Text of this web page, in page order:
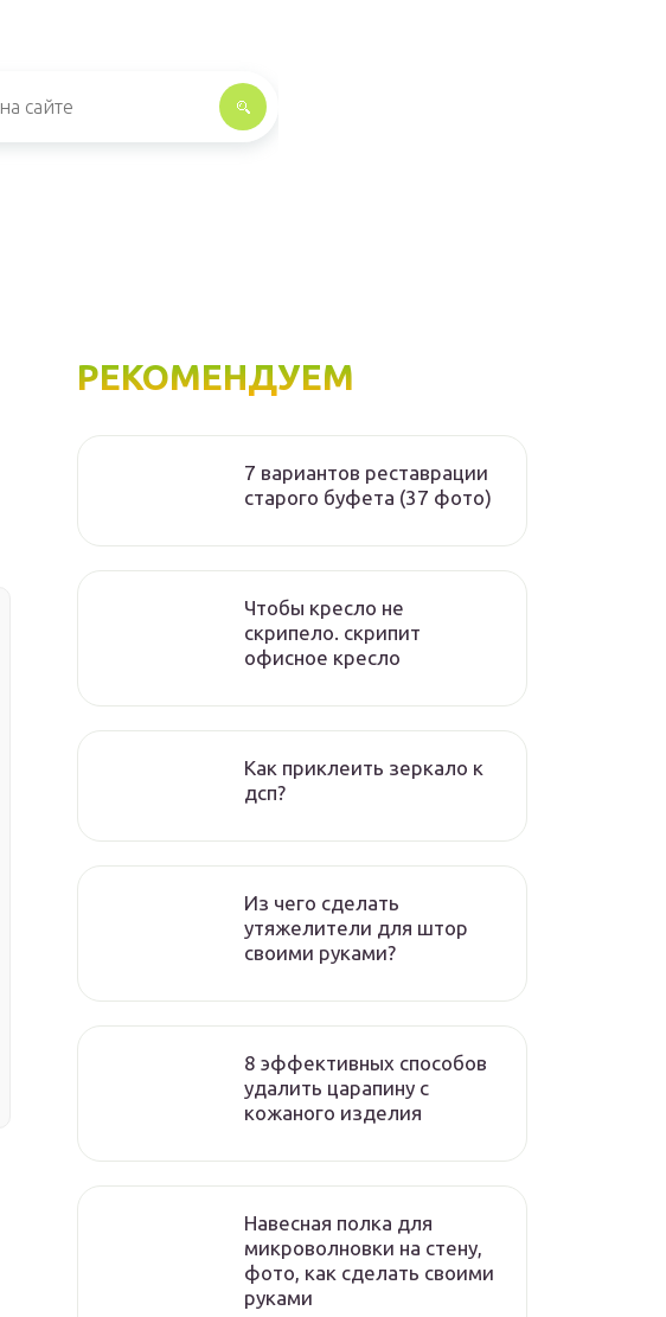
РЕКОМЕНДУЕМ
7 вариантов реставрации
старого буфета (37 фото)
Чтобы кресло не
скрипело. скрипит
офисное кресло
Как приклеить зеркало к
дсп?
Из чего сделать
утяжелители для штор
своими руками?
8 эффективных способов
удалить царапину с
кожаного изделия
Навесная полка для
микроволновки на стену,
фото, как сделать своими
руками